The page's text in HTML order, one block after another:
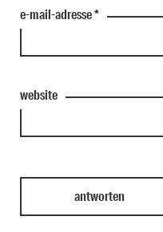
e-mail-adresse*
website